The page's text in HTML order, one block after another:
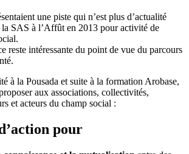
une piste qui n’est plus d’actualité
la SAS à l’Affût en 2013 pour activité de
reste intéressante du point de vue du parcours
à la Pousada et suite à la formation Arobase,
aux associations, collectivités,
et acteurs du champ social :
pour